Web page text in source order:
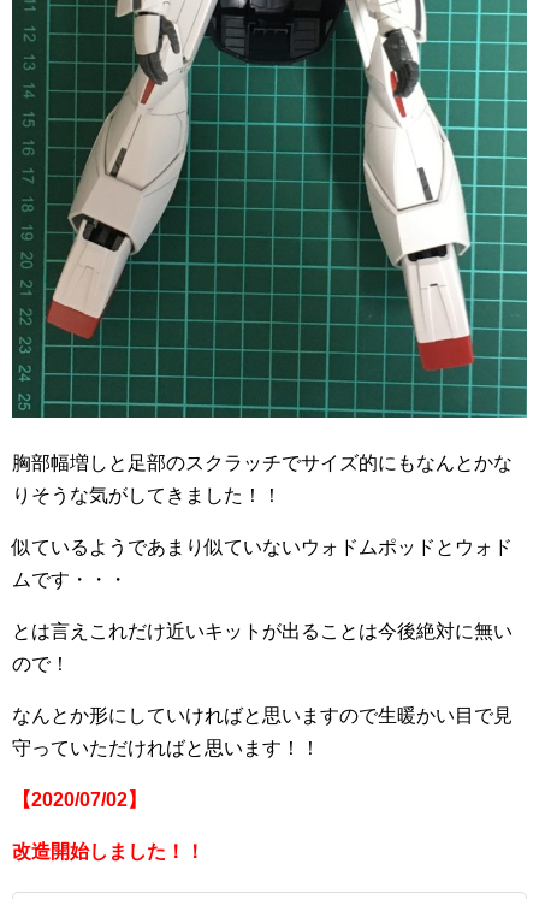
胸部幅増しと足部のスクラッチでサイズ的にもなんとかな
りそうな気がしてきました！！
似ているようであまり似ていないウォドムポッドとウォド
ムです・・・
とは言えこれだけ近いキットが出ることは今後絶対に無い
ので！
なんとか形にしていければと思いますので生暖かい目で見
守っていただければと思います！！
【2020/07/02】
改造開始しました！！